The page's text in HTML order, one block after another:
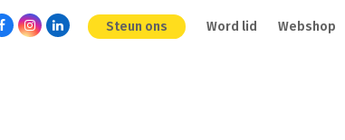
FacebookInstagram
LinkedIn Steun ons Word lid Webshop